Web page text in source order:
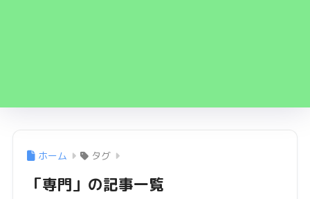
ホーム タグ
「専門」の記事一覧